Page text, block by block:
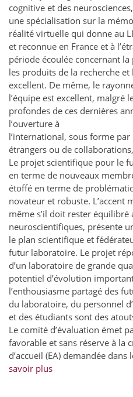
cognitive et des
une spécialisation sur la
réalité virtuelle qui donne au
et reconnue en France et à
période écoulée concernant
les produits de la recherche
excellent. De même, le
l’équipe est excellent, malgré
profondes de ces dernières
l’ouverture à
l’international, sous forme
étrangers ou de
Le projet scientifique pour le
en terme de nouveaux
étoffé en terme de
novateur et robuste. L’accent
même s’il doit rester équilibré
neuroscientifiques, présente
le plan scientifique et
futur laboratoire. Le projet
d’un laboratoire de grande
potentiel d’évolution
l’enthousiasme partagé des
du laboratoire, du personnel
et des étudiants sont des
Le comité d’évaluation émet
favorable et sans réserve à la
d’accueil (EA) demandée
savoir plus